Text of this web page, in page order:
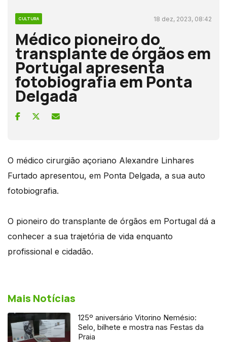
CULTURA 18 dez, 2023, 08:42
Médico pioneiro do
transplante de órgãos em
Portugal apresenta
fotobiografia em Ponta
Delgada
O médico cirurgião açoriano Alexandre Linhares
Furtado apresentou, em Ponta Delgada, a sua auto
fotobiografia.
O pioneiro do transplante de órgãos em Portugal dá a
conhecer a sua trajetória de vida enquanto
profissional e cidadão.
Mais Notícias
125º aniversário Vitorino Nemésio:
Selo, bilhete e mostra nas Festas da
Praia